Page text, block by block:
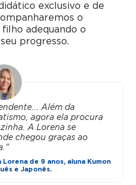
exclusivo e de
o
adequando o
progresso.
Além da
agora ela procura
A Lorena se
chegou graças ao
Lorena de 9 anos, aluna Kumon
e Japonês.